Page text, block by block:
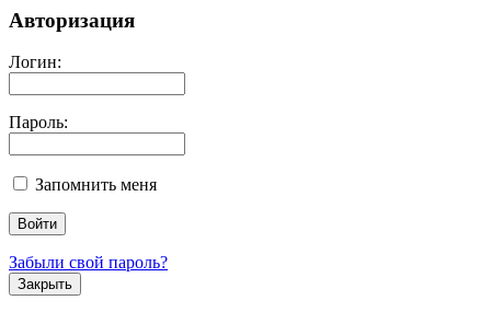
Авторизация
Логин:
Пароль:
Запомнить меня
Забыли свой пароль?
Закрыть